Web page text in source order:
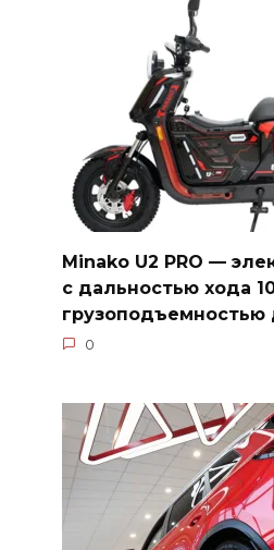
Minako U2 PRO —
с дальностью хода
грузоподъемностью
0